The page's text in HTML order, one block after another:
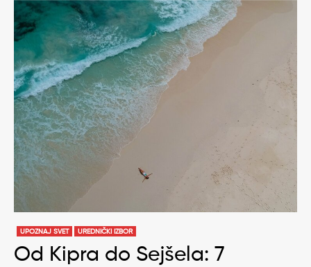
UPOZNAJ SVET UREDNIČKI IZBOR
Od Kipra do Sejšela: 7